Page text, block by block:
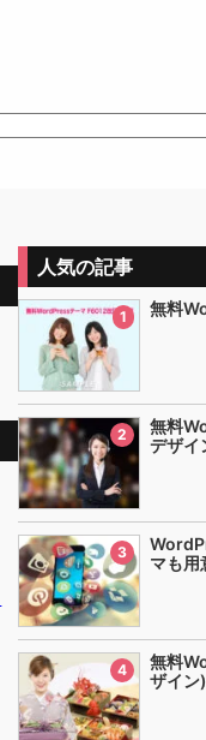
人気の記事
1 無料
2
無料
デザイ
3
マも用
4
無料
ザイン)